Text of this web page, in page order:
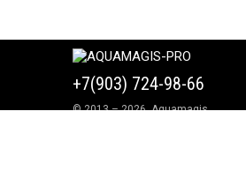
+7(903) 724-98-66
© 2013 – 2026, Aquamagis